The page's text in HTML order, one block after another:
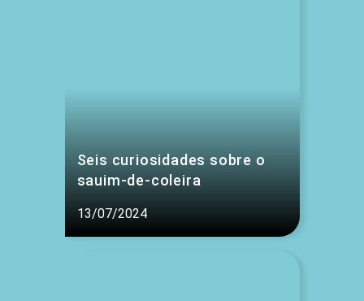
Seis curiosidades sobre o
sauim-de-coleira
13/07/2024